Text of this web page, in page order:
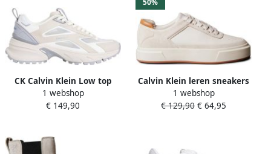
CK Calvin Klein Low top
sneakers met labeldetail
model 'HIKE RUN'
1 webshop
€ 149,90
50%
Calvin Klein leren sneakers
ecru
1 webshop
€ 129,90 € 64,95